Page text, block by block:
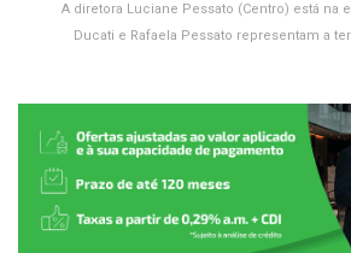
A diretora Luciane Pessato (Centro) está na
Ducati e Rafaela Pessato representam a